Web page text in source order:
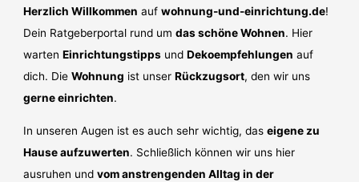
Herzlich Willkommen aufwohnung-und-einrichtung.de!
Dein Ratgeberportal rund umdas schöne Wohnen. Hier
wartenEinrichtungstipps undDekoempfehlungen auf
dich. DieWohnung ist unserRückzugsort, den wir uns
gerne einrichten.
In unseren Augen ist es auch sehr wichtig, daseigene zu
Hause aufzuwerten. Schließlich können wir uns hier
ausruhen undvom anstrengenden Alltag in der